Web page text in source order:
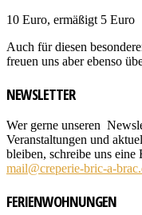
10 Euro, ermäßigt 5 Euro
Auch für diesen
freuen uns aber ebenso
NEWSLETTER
Wer gerne unseren
Veranstaltungen und
bleiben, schreibe uns eine
mail@creperie-bric-a-
FERIENWOHNUNGEN